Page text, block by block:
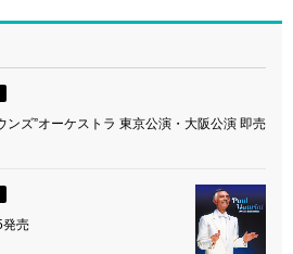
ンズ”オーケストラ 東京公演・大阪公演 即売
発売